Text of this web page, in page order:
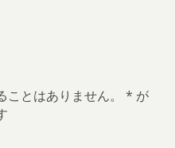
とはありません。 * が